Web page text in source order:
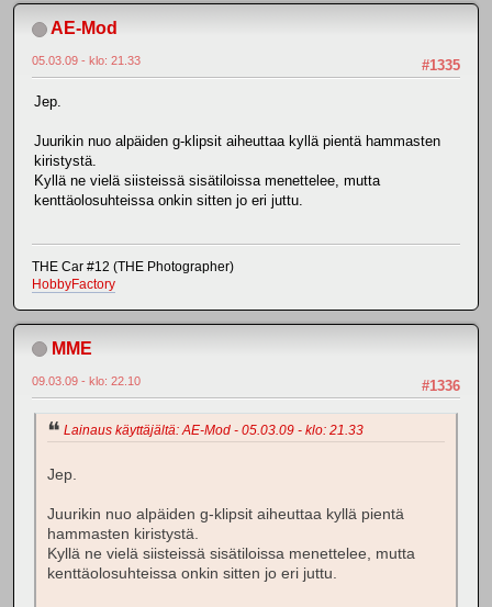
AE-Mod
#1335
05.03.09 - klo: 21.33
Jep.
Juurikin nuo alpäiden g-klipsit aiheuttaa kyllä pientä hammasten
kiristystä.
Kyllä ne vielä siisteissä sisätiloissa menettelee, mutta
kenttäolosuhteissa onkin sitten jo eri juttu.
THE Car #12 (THE Photographer)
HobbyFactory
MME
#1336
09.03.09 - klo: 22.10
Lainaus käyttäjältä: AE-Mod - 05.03.09 - klo: 21.33
Jep.
Juurikin nuo alpäiden g-klipsit aiheuttaa kyllä pientä
hammasten kiristystä.
Kyllä ne vielä siisteissä sisätiloissa menettelee, mutta
kenttäolosuhteissa onkin sitten jo eri juttu.